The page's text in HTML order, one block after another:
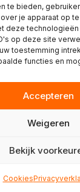
te bieden,
je apparaat op
deze
op deze site
toestemming
functies en
Accepteren
Weigeren
Bekijk
Cookies